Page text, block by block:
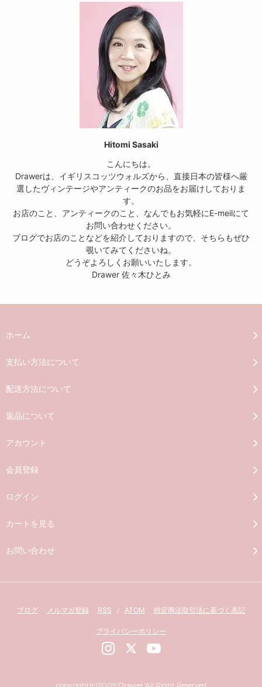
Hitomi Sasaki
こんにちは。
Drawerは、イギリスコッツウォルズから、直接日本の皆様へ厳
選したヴィンテージやアンティークのお品をお届けしておりま
す。
お店のこと、アンティークのこと、なんでもお気軽にE-meilにて
お問い合わせください。
ブログでお店のことなどを紹介しておりますので、そちらもぜひ
覗いてみてくださいね。
どうぞよろしくお願いいたします。
Drawer 佐々木ひとみ
ホーム
支払い方法について
配送方法について
返品について
アカウント
会員登録
ログイン
カートを見る
お問い合わせ
ブログ メルマガ登録 RSS / ATOM 特定商法取引法に基づく表記
プライバシーポリシー
copyright(c)2009'Drawer'All Right Reserved